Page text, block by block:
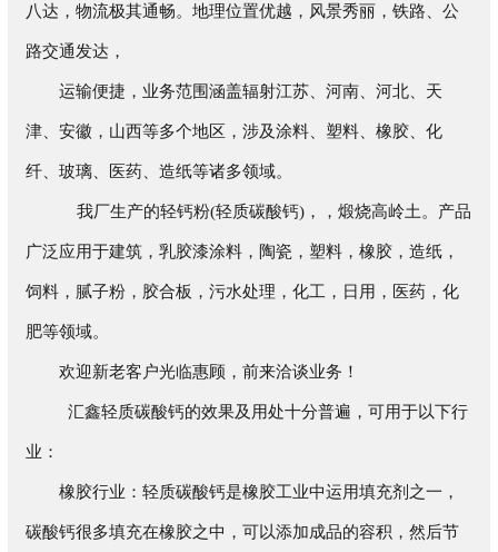
八达，物流极其通畅。地理位置优越，风景秀丽，铁路、公
路交通发达，
运输便捷，业务范围涵盖辐射江苏、河南、河北、天
津、安徽，山西等多个地区，涉及涂料、塑料、橡胶、化
纤、玻璃、医药、造纸等诸多领域。
我厂生产的轻钙粉(轻质碳酸钙)，，煅烧高岭土。产品
广泛应用于建筑，乳胶漆涂料，陶瓷，塑料，橡胶，造纸，
饲料，腻子粉，胶合板，污水处理，化工，日用，医药，化
肥等领域。
欢迎新老客户光临惠顾，前来洽谈业务！
汇鑫轻质碳酸钙的效果及用处十分普遍，可用于以下行
业：
橡胶行业：轻质碳酸钙是橡胶工业中运用填充剂之一，
碳酸钙很多填充在橡胶之中，可以添加成品的容积，然后节